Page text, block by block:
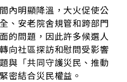
內明顯降溫，大火促使公
、安老院舍規管和跨部門
的問題，因此許多候選人
向社區探訪和慰問受影響
與「共同守護災民、推動
密結合災民權益。